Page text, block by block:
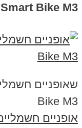
Smart Bike M3
Bike M3